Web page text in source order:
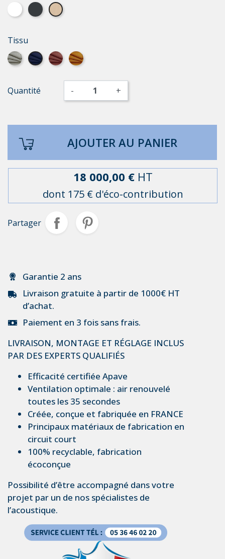
Laque blanche
Laque griseBois Vernis
Tissu
Elégance gris moyen
Elégance bleu petrol
Elégance terracota
Elégance jaune cumin
Quantité - +
AJOUTER AU PANIER
18 000,00 € HT
dont 175 € d'éco-contribution
Partager
Garantie 2 ans
Livraison gratuite à partir de 1000€ HT
d’achat.
Paiement en 3 fois sans frais.
LIVRAISON, MONTAGE ET RÉGLAGE INCLUS
PAR DES EXPERTS QUALIFIÉS
Efficacité certifiée Apave
Ventilation optimale : air renouvelé
toutes les 35 secondes
Créée, conçue et fabriquée en FRANCE
Principaux matériaux de fabrication en
circuit court
100% recyclable, fabrication
écoconçue
Possibilité d’être accompagné dans votre
projet par un de nos spécialistes de
l’acoustique.